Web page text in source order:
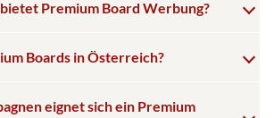
Premium Board Werbung?
Boards in Österreich?
eignet sich ein Premium